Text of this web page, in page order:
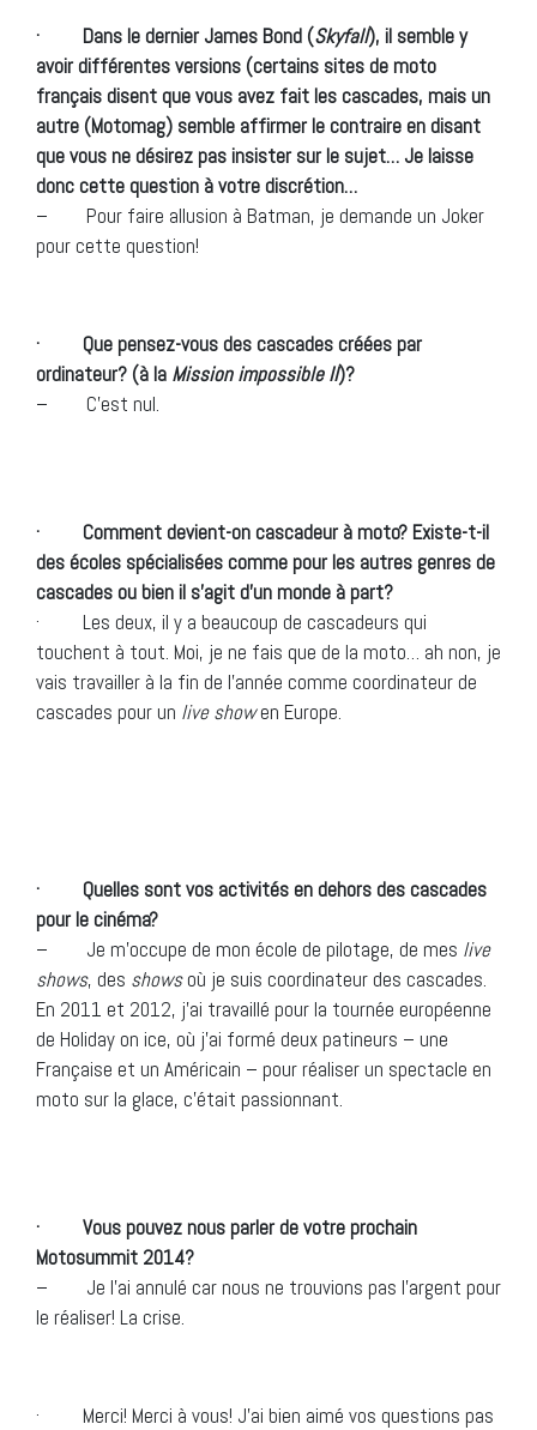
· Dans le dernier James Bond (Skyfall), il semble y
avoir différentes versions (certains sites de moto
français disent que vous avez fait les cascades, mais un
autre (Motomag) semble affirmer le contraire en disant
que vous ne désirez pas insister sur le sujet… Je laisse
donc cette question à votre discrétion…
– Pour faire allusion à Batman, je demande un Joker
pour cette question!
· Que pensez-vous des cascades créées par
ordinateur? (à la Mission impossible II)?
– C’est nul.
· Comment devient-on cascadeur à moto? Existe-t-il
des écoles spécialisées comme pour les autres genres de
cascades ou bien il s’agit d’un monde à part?
· Les deux, il y a beaucoup de cascadeurs qui
touchent à tout. Moi, je ne fais que de la moto… ah non, je
vais travailler à la fin de l’année comme coordinateur de
cascades pour un live showen Europe.
· Quelles sont vos activités en dehors des cascades
pour le cinéma?
– Je m’occupe de mon école de pilotage, de mes live
shows, des showsoù je suis coordinateur des cascades.
En 2011 et 2012, j’ai travaillé pour la tournée européenne
de Holiday on ice, où j’ai formé deux patineurs – une
Française et un Américain – pour réaliser un spectacle en
moto sur la glace, c’était passionnant.
· Vous pouvez nous parler de votre prochain
Motosummit 2014?
– Je l’ai annulé car nous ne trouvions pas l’argent pour
le réaliser! La crise.
· Merci! Merci à vous! J’ai bien aimé vos questions pas